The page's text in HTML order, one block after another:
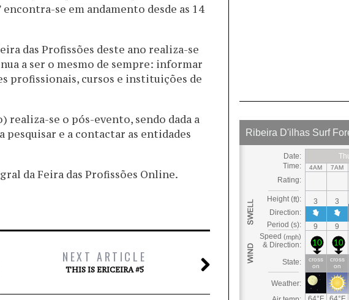
se em andamento desde as 14
das Profissões deste ano realiza-se
a ser o mesmo de sempre: informar
profissionais, cursos e instituições de
realiza-se o pós-evento, sendo dada a
e a contactar as entidades
da Feira das Profissões Online.
NEXT ARTICLE
THIS IS ERICEIRA #5